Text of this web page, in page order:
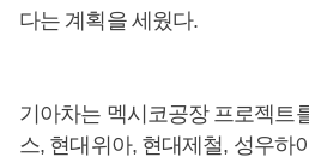
다는 계획을 세웠다.
기아차는 멕시코공장 프로젝트
스, 현대위아, 현대제철, 성우하